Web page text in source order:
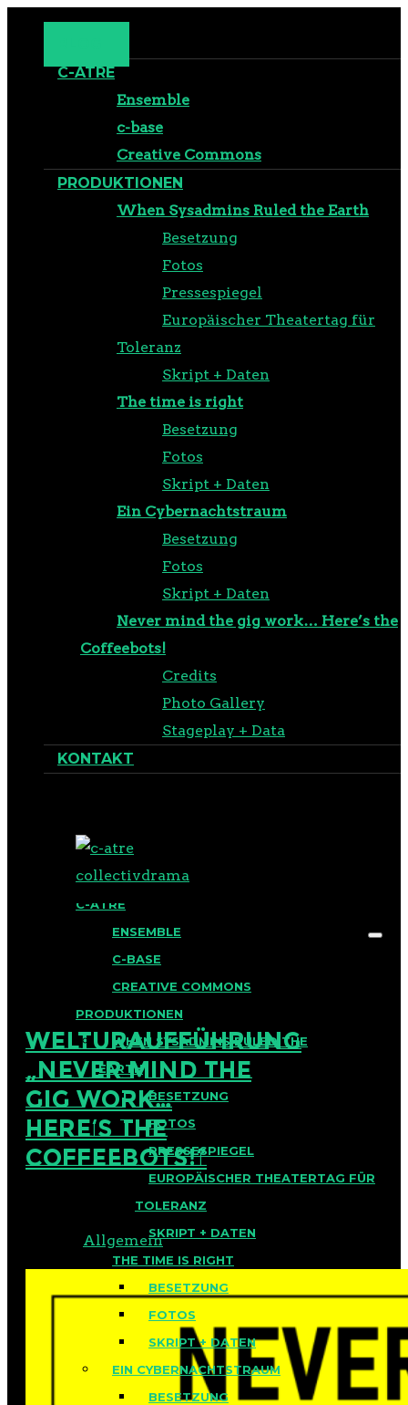
C-ATRE
Ensemble
c-base
Creative Commons
PRODUKTIONEN
When Sysadmins Ruled the Earth
Besetzung
Fotos
Pressespiegel
Europäischer Theatertag für
Toleranz
Skript + Daten
The time is right
Besetzung
Fotos
Skript + Daten
Ein Cybernachtstraum
Besetzung
Fotos
Skript + Daten
Never mind the gig work… Here’s the
Coffeebots!
Credits
Photo Gallery
Stageplay + Data
KONTAKT
BLOG
C-ATRE
ENSEMBLE
C-BASE
CREATIVE COMMONS
PRODUKTIONEN
WHEN SYSADMINS RULED THE
EARTH
BESETZUNG
FOTOS
PRESSESPIEGEL
EUROPÄISCHER THEATERTAG FÜR
TOLERANZ
SKRIPT + DATEN
THE TIME IS RIGHT
BESETZUNG
FOTOS
SKRIPT + DATEN
EIN CYBERNACHTSTRAUM
BESETZUNG
WELTURAUFFÜHRUNG
„NEVER MIND THE
GIG WORK…
HERE’S THE
COFFEEBOTS!“
Veröffentlicht am 2. Dezember
Allgemein